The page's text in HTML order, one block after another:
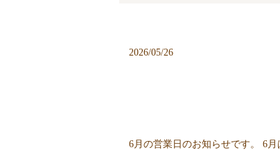
2026/05/26
6月の営業日のお知らせです。 6